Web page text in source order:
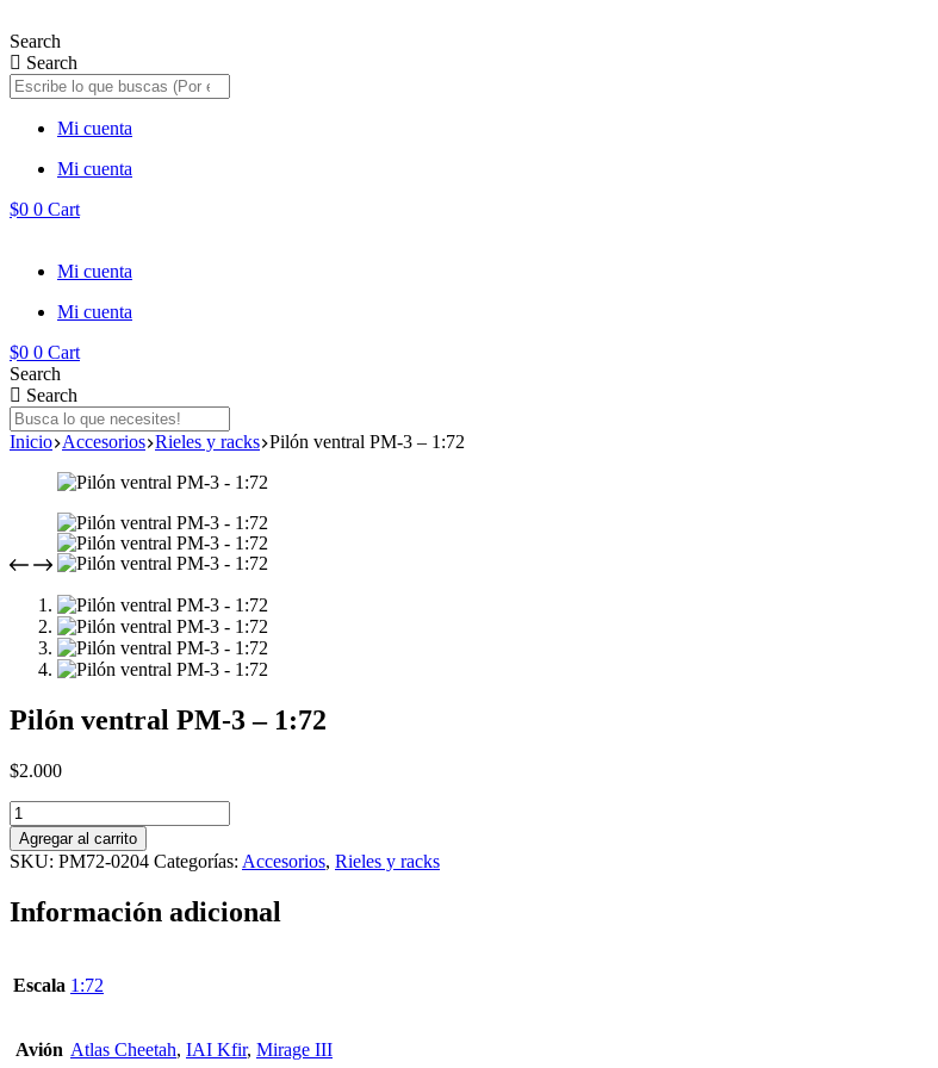
al
contenido
Search
Search
Mi cuenta
Mi cuenta
$0 0 Cart
Mi cuenta
Mi cuenta
$0 0 Cart
Search
Search
Inicio Accesorios Rieles y racks Pilón ventral PM-3 – 1:72
Pilón ventral PM-3 – 1:72
$2.000
Pilón
ventral
PM-
3
1:72
Agregar al carrito
SKU: PM72-0204 Categorías: Accesorios, Rieles y racks
Información adicional
Escala 1:72
Avión Atlas Cheetah, IAI Kfir, Mirage III